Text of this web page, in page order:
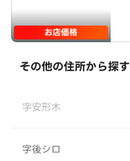
お店価格
その他の住所から探す
字安形木
字後シロ